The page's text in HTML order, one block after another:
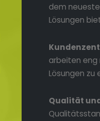
dem
Lösungen
arbeiten eng
Lösungen zu
Qualität